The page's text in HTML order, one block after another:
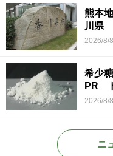
熊本
川県
2026/8/
希少
PR
2026/8/
ニ